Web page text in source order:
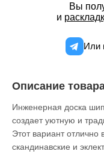
Вы
и
Или
Описание
Инженерная доска
создает уютную и
Этот вариант отлично
скандинавские и